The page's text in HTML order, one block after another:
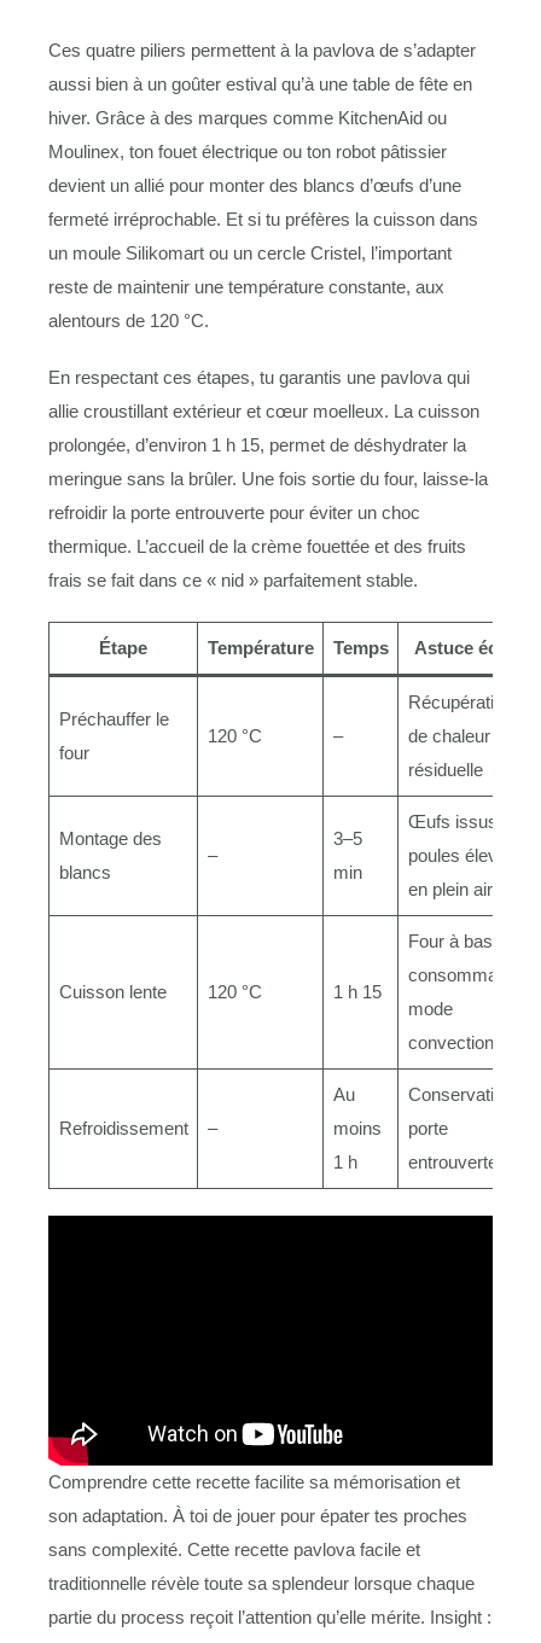
Ces quatre piliers permettent à la pavlova de s’adapter
aussi bien à un goûter estival qu’à une table de fête en
hiver. Grâce à des marques comme KitchenAid ou
Moulinex, ton fouet électrique ou ton robot pâtissier
devient un allié pour monter des blancs d’œufs d’une
fermeté irréprochable. Et si tu préfères la cuisson dans
un moule Silikomart ou un cercle Cristel, l’important
reste de maintenir une température constante, aux
alentours de 120 °C.
En respectant ces étapes, tu garantis une pavlova qui
allie croustillant extérieur et cœur moelleux. La cuisson
prolongée, d’environ 1 h 15, permet de déshydrater la
meringue sans la brûler. Une fois sortie du four, laisse-la
refroidir la porte entrouverte pour éviter un choc
thermique. L’accueil de la crème fouettée et des fruits
frais se fait dans ce « nid » parfaitement stable.
Étape Température Temps Astuce écolo
Préchauffer le
four
120 °C –
Récupération
de chaleur
résiduelle
Montage des
blancs
–
3–5
min
Œufs issus de
poules élevées
en plein air
Cuisson lente 120 °C 1 h 15
Four à basse
consommation,
mode
convection
Refroidissement –
Au
moins
1 h
Conservation
porte
entrouverte
Comprendre cette recette facilite sa mémorisation et
son adaptation. À toi de jouer pour épater tes proches
sans complexité. Cette recette pavlova facile et
traditionnelle révèle toute sa splendeur lorsque chaque
partie du process reçoit l’attention qu’elle mérite. Insight :